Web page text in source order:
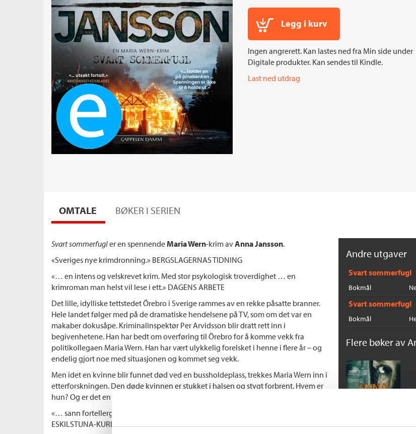
Ebok
Legg i kurv
Ingen angrerett. Kan lastes ned fra Min side under
Digitale produkter. Kan sendes til Kindle.
Last ned utdrag
OMTALE BØKER I SERIEN
Svart sommerfugler en spennende Maria Wern-krim avAnna Jansson.
«Sveriges nye krimdronning.» BERGSLAGERNAS TIDNING
«… en intens og velskrevet krim. Med stor psykologisk troverdighet … en
krimroman man helst vil lese i ett.» DAGENS ARBETE
Det lille, idylliske tettstedet Örebro i Sverige rammes av en rekke påsatte branner.
Hele landet følger med på de dramatiske hendelsene på TV, som om det var en
makaber dokusåpe. Kriminalinspektør Per Arvidsson blir dratt rett inn i
begivenhetene. Han har bedt om overføring til Örebro for å komme vekk fra
politikollegaen Maria Wern. Han har vært ulykkelig forelsket i henne i flere år – og
endelig gjort noe med situasjonen og kommet seg vekk.
Men idet en kvinne blir funnet død ved en bussholdeplass, trekkes Maria Wern inn i
etterforskningen. Den døde kvinnen er stukket i halsen og stygt forbrent. Hvem er
hun? Og er det en sammenheng mellom ildspåsettelsene og det grusomme drapet?
«… sann fortellerglede.
ESKILSTUNA-KURIREN
Andre utgaver
Svart sommerfugl
Bokmål
Svart sommerfugl
Bokmål
Flere bøker av